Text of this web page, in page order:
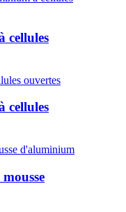
cellules
cellules